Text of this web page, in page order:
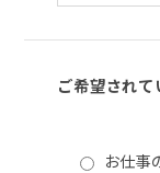
ご希望され
お仕事